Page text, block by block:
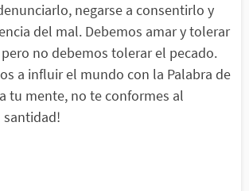
negarse a consentirlo y
del mal. Debemos amar y tolerar
no debemos tolerar el pecado.
a influir el mundo con la Palabra de
tu mente, no te conformes al
santidad!